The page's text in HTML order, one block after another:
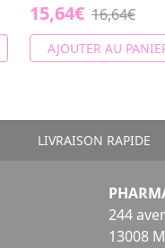
15,64€ 16,64€
AJOUTER AU
LIVRAISON RAPIDE
244
13008